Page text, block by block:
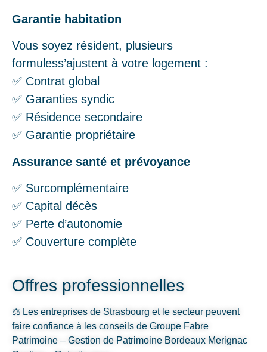
Garantie habitation
Vous soyez résident, plusieurs
formuless’ajustent à votre logement :
✅ Contrat global
✅ Garanties syndic
✅ Résidence secondaire
✅ Garantie propriétaire
Assurance santé et prévoyance
✅ Surcomplémentaire
✅ Capital décès
✅ Perte d’autonomie
✅ Couverture complète
Offres professionnelles
⚖️ Les entreprises de Strasbourg et le secteur peuvent
faire confiance à les conseils de Groupe Fabre
Patrimoine – Gestion de Patrimoine Bordeaux Merignac